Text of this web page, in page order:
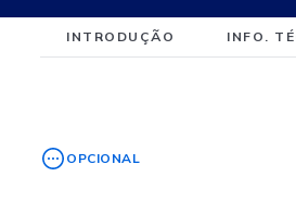
INTRODUÇÃO INFO.
OPCIONAL